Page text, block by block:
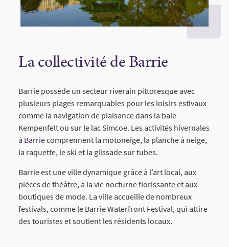
La collectivité de Barrie
Barrie possède un secteur riverain pittoresque avec
plusieurs plages remarquables pour les loisirs estivaux
comme la navigation de plaisance dans la baie
Kempenfelt ou sur le lac Simcoe. Les activités hivernales
à Barriecomprennent la motoneige, la planche à neige,
la raquette, le ski et la glissade sur tubes.
Barrie est une ville dynamique grâce à l’art local, aux
pièces de théâtre, à la vie nocturne florissante et aux
boutiques de mode. La ville accueille de nombreux
festivals, comme le Barrie Waterfront Festival, qui attire
des touristes et soutient les résidents locaux.